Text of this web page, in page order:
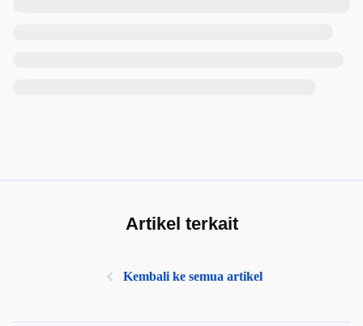
Artikel terkait
Kembali ke semua artikel